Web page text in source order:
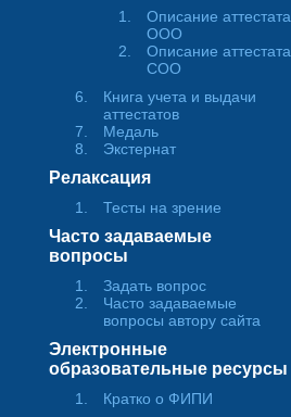
Описание аттестата
ООО
Описание аттестата
СОО
Книга учета и выдачи
аттестатов
Медаль
Экстернат
Релаксация
Тесты на зрение
Часто задаваемые
вопросы
Задать вопрос
Часто задаваемые
вопросы автору сайта
Электронные
образовательные ресурсы
Кратко о ФИПИ